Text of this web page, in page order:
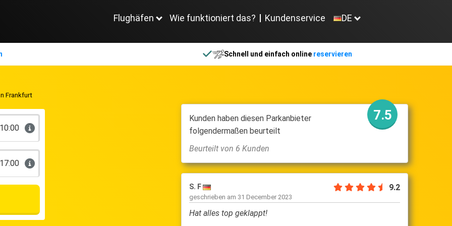
Flughäfen Wie funktioniert das? Kundenservice DE
Schnell und einfach online reservieren
Frankfurt
10:00
17:00
Kunden haben diesen Parkanbieter
folgendermaßen beurteilt
7.5
Beurteilt von 6 Kunden
S. F
geschrieben am 31 December 2023
9.2
Hat alles top geklappt!